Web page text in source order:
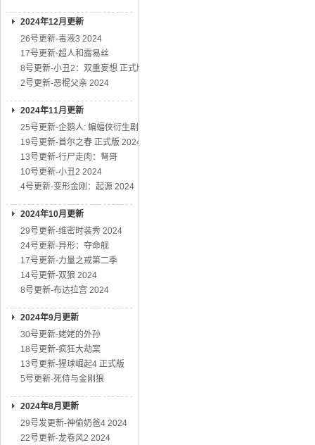
2024年12月更新
26号更新-毒液3 2024
17号更新-超人和露易丝
8号更新-小丑2：双重妄想 正式版
2号更新-恶棍父亲 2024
2024年11月更新
25号更新-企鹅人: 蝙蝠侠衍生剧
19号更新-首尔之春 正式版 2024
13号更新-行尸走肉：弩哥
10号更新-小丑2 2024
4号更新-变形金刚：起源 2024
2024年10月更新
29号更新-维密时装秀 2024
24号更新-异形：夺命舰
17号更新-力量之戒第二季
14号更新-双狼 2024
8号更新-布达拉宫 2024
2024年9月更新
30号更新-姥姥的外孙
18号更新-疯狂大劫案
13号更新-猩球崛起4 正式版
5号更新-死侍与金刚狼
2024年8月更新
29号发更新-神偷奶爸4 2024
22号更新-龙卷风2 2024